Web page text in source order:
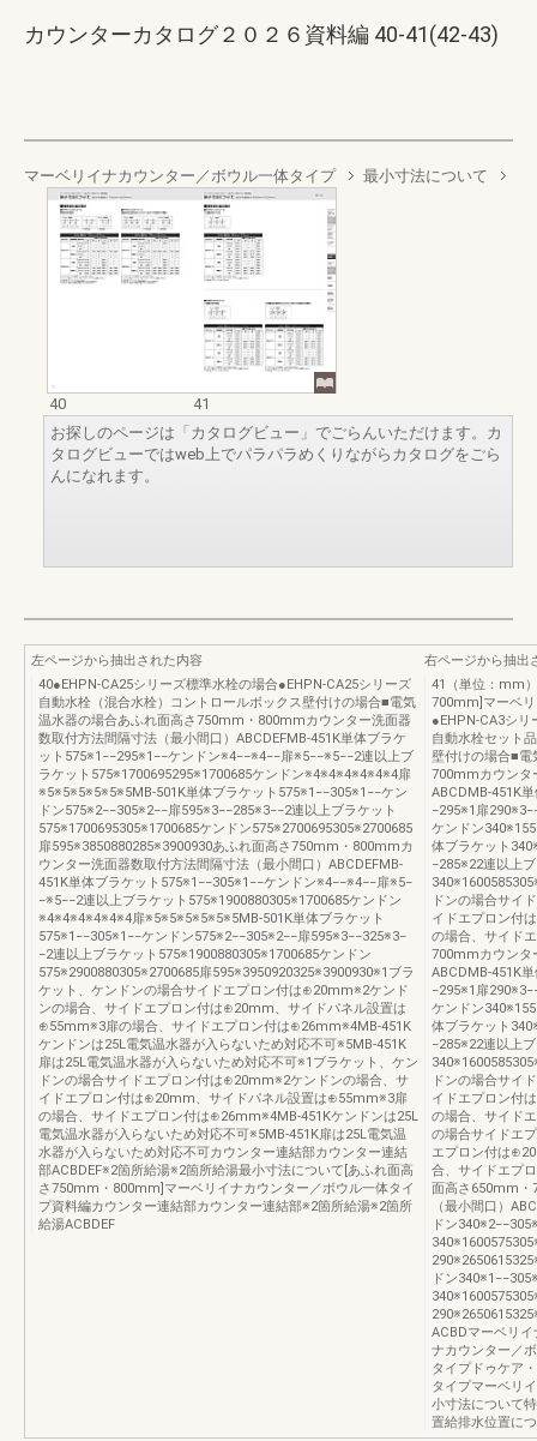
カウンターカタログ２０２６資料編 40-41(42-43)
マーベリイナカウンター／ボウル一体タイプ 最小寸法について
40
41
お探しのページは「カタログビュー」でごらんいただけます。カ
タログビューではweb上でパラパラめくりながらカタログをごら
んになれます。
左ページから抽出された内容
40●EHPN-CA25シリーズ標準水栓の場合●EHPN-CA25シリーズ
自動水栓（混合水栓）コントロールボックス壁付けの場合■電気
温水器の場合あふれ面高さ750mm・800mmカウンター洗面器
数取付方法間隔寸法（最小間口）ABCDEFMB-451K単体ブラケ
ット575※1−−295※1−−ケンドン※4−−※4−−扉※5−−※5−−2連以上ブ
ラケット575※1700695295※1700685ケンドン※4※4※4※4※4※4扉
※5※5※5※5※5※5MB-501K単体ブラケット575※1−−305※1−−ケン
ドン575※2−−305※2−−扉595※3−−285※3−−2連以上ブラケット
575※1700695305※1700685ケンドン575※2700695305※2700685
扉595※3850880285※3900930あふれ面高さ750mm・800mmカ
ウンター洗面器数取付方法間隔寸法（最小間口）ABCDEFMB-
451K単体ブラケット575※1−−305※1−−ケンドン※4−−※4−−扉※5−
−※5−−2連以上ブラケット575※1900880305※1700685ケンドン
※4※4※4※4※4※4扉※5※5※5※5※5※5MB-501K単体ブラケット
575※1−−305※1−−ケンドン575※2−−305※2−−扉595※3−−325※3−
−2連以上ブラケット575※1900880305※1700685ケンドン
575※2900880305※2700685扉595※3950920325※3900930※1ブラ
ケット、ケンドンの場合サイドエプロン付は⊕20mm※2ケンド
ンの場合、サイドエプロン付は⊕20mm、サイドパネル設置は
⊕55mm※3扉の場合、サイドエプロン付は⊕26mm※4MB-451K
ケンドンは25L電気温水器が入らないため対応不可※5MB-451K
扉は25L電気温水器が入らないため対応不可※1ブラケット、ケン
ドンの場合サイドエプロン付は⊕20mm※2ケンドンの場合、サ
イドエプロン付は⊕20mm、サイドパネル設置は⊕55mm※3扉
の場合、サイドエプロン付は⊕26mm※4MB-451Kケンドンは25L
電気温水器が入らないため対応不可※5MB-451K扉は25L電気温
水器が入らないため対応不可カウンター連結部カウンター連結
部ACBDEF※2箇所給湯※2箇所給湯最小寸法について[あふれ面高
さ750mm・800mm]マーベリイナカウンター／ボウル一体タイ
プ資料編カウンター連結部カウンター連結部※2箇所給湯※2箇所
給湯ACBDEF
右ページから抽出
41（単位：mm
700mm]マーベ
●EHPN-CA3シ
自動水栓セット
壁付けの場合■
700mmカウンタ
ABCDMB-451K
−295※1扉
ケンドン
体ブラケット
−285※22連以上
ドンの場合サイ
イドエプロン付
の場合、サイド
700mmカウンタ
ABCDMB-451K
−295※1扉
ケンドン
体ブラケット
−285※22連以上
ドンの場合サイ
イドエプロン付
の場合、サイド
の場合サイドエ
エプロン付は
合、サイドエプ
面高さ650mm・
（最小間口）
ドン
ドン
ACBDマーベリ
ナカウンター／
タイプドゥケア
タイプマーベリ
小寸法について
置給排水位置に